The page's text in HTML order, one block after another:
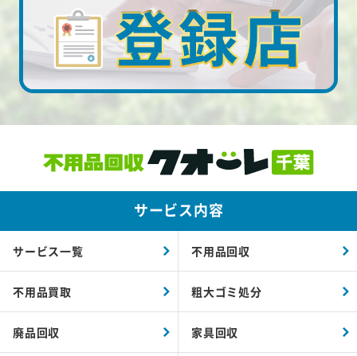
サービス内容
サービス一覧 不用品回収
不用品買取 粗大ゴミ処分
廃品回収 家具回収